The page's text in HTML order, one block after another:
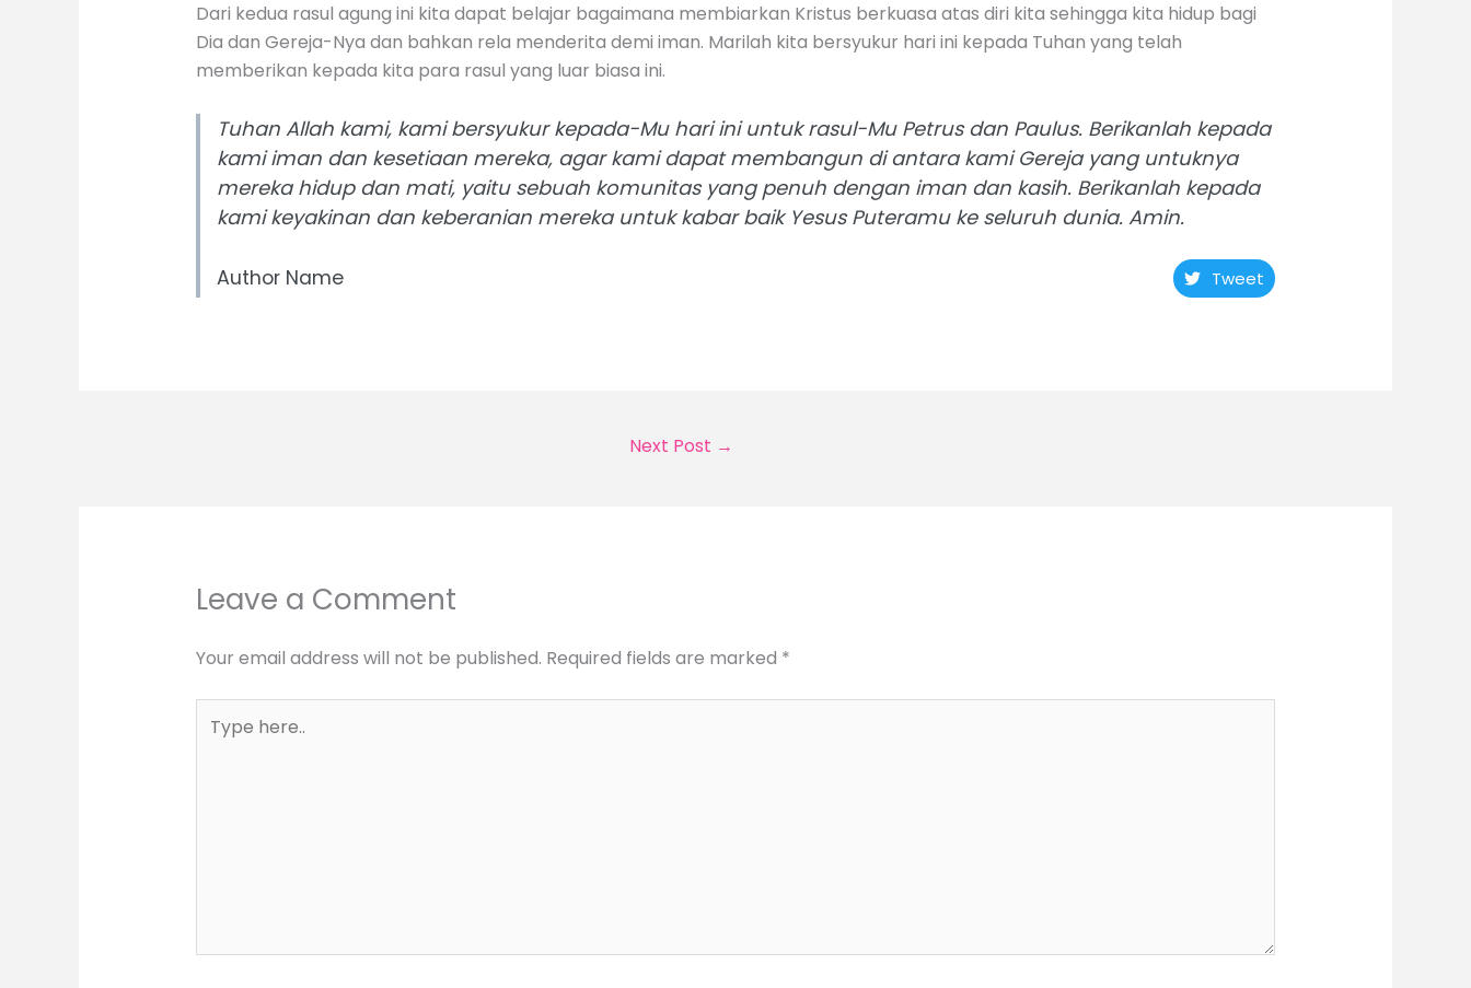
Dari kedua rasul agung ini kita dapat belajar bagaimana membiarkan Kristus berkuasa atas diri kita sehingga kita hidup bagi
Dia dan Gereja-Nya dan bahkan rela menderita demi iman. Marilah kita bersyukur hari ini kepada Tuhan yang telah
memberikan kepada kita para rasul yang luar biasa ini.
Tuhan Allah kami, kami bersyukur kepada-Mu hari ini untuk rasul-Mu Petrus dan Paulus. Berikanlah kepada
kami iman dan kesetiaan mereka, agar kami dapat membangun di antara kami Gereja yang untuknya
mereka hidup dan mati, yaitu sebuah komunitas yang penuh dengan iman dan kasih. Berikanlah kepada
kami keyakinan dan keberanian mereka untuk kabar baik Yesus Puteramu ke seluruh dunia. Amin.
Author Name Tweet
Next Post →
Leave a Comment
Your email address will not be published. Required fields are marked *
here..